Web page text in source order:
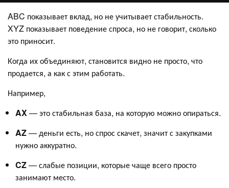
ABC показывает вклад, но не учитывает стабильность.
XYZ показывает поведение спроса, но не говорит, сколько
это приносит.
Когда их объединяют, становится видно не просто, что
продается, а как с этим работать.
Например,
AX — это стабильная база, на которую можно опираться.
AZ— деньги есть, но спрос скачет, значит с закупками
нужно аккуратно.
CZ— слабые позиции, которые чаще всего просто
занимают место.